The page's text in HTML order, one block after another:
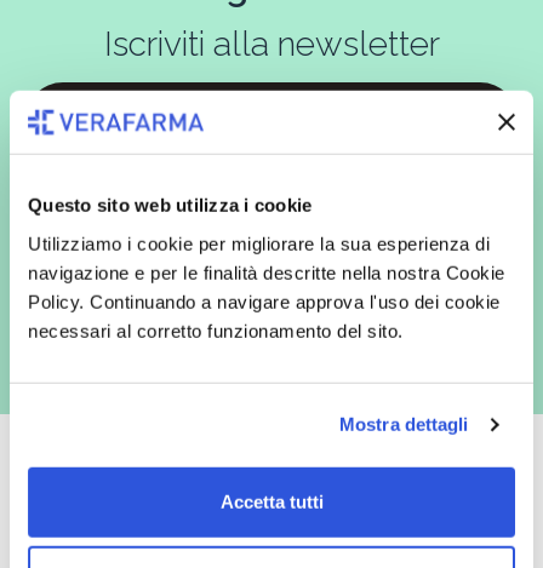
Questo sito web utilizza i cookie
Utilizziamo i cookie per migliorare la sua esperienza di
navigazione e per le finalità descritte nella nostra Cookie
Policy. Continuando a navigare approva l'uso dei cookie
necessari al corretto funzionamento del sito.
Mostra dettagli
Accetta tutti
Iscriviti alla newsletter
espressamente al trattamento dei miei dati personali per finalità
marketing (con modalità telematiche - quali ad es. newsletter ed e-mail
con inviti e comunicazioni commerciali - e modalità tradizionali, quali ad
es. posta cartacea)
Oltre 50.000 prodotti Spedizione gratuita